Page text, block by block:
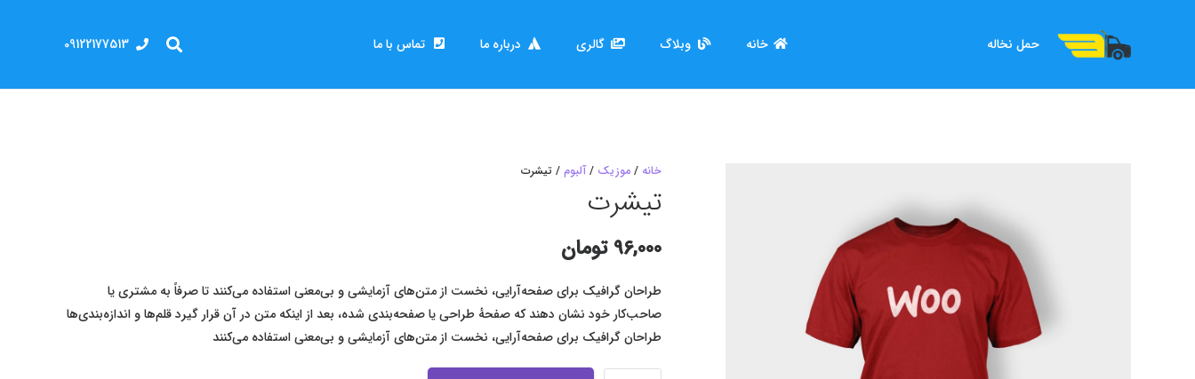
حمل نخاله خانه وبلاگ گالری درباره ما تماس با ما 09122177513
خانه / موزیک /آلبوم / تیشرت
تیشرت
96,000 تومان
طراحان گرافیک برای صفحه‌آرایی، نخست از متن‌های آزمایشی و بی‌معنی استفاده می‌کنند تا صرفاً به مشتری یا
صاحب‌کار خود نشان دهند که صفحهٔ طراحی یا صفحه‌بندی شده، بعد از اینکه متن در آن قرار گیرد قلم‌ها و اندازه‌بندی‌ها
طراحان گرافیک برای صفحه‌آرایی، نخست از متن‌های آزمایشی و بی‌معنی استفاده می‌کنند